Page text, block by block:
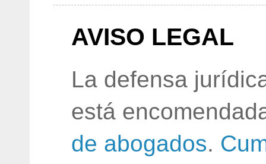
AVISO LEGAL
La defensa
está
de abogados.